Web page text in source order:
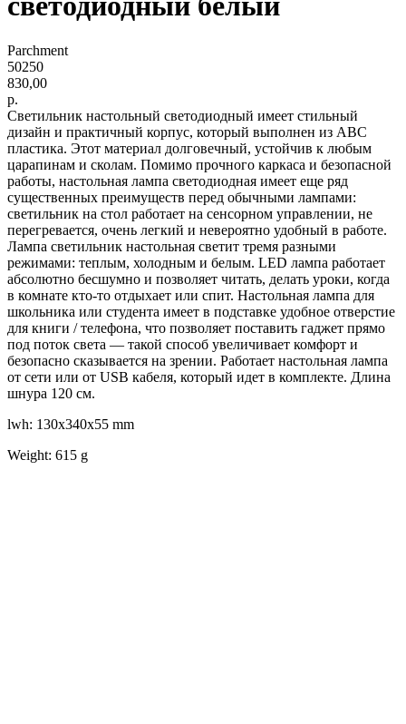
Parchment
50250
830,00
р.
Светильник настольный светодиодный имеет стильный
дизайн и практичный корпус, который выполнен из ABC
пластика. Этот материал долговечный, устойчив к любым
царапинам и сколам. Помимо прочного каркаса и безопасной
работы, настольная лампа светодиодная имеет еще ряд
существенных преимуществ перед обычными лампами:
светильник на стол работает на сенсорном управлении, не
перегревается, очень легкий и невероятно удобный в работе.
Лампа светильник настольная светит тремя разными
режимами: теплым, холодным и белым. LED лампа работает
абсолютно бесшумно и позволяет читать, делать уроки, когда
в комнате кто-то отдыхает или спит. Настольная лампа для
школьника или студента имеет в подставке удобное отверстие
для книги / телефона, что позволяет поставить гаджет прямо
под поток света — такой способ увеличивает комфорт и
безопасно сказывается на зрении. Работает настольная лампа
от сети или от USB кабеля, который идет в комплекте. Длина
шнура 120 см.
lwh: 130x340x55 mm
Weight: 615 g